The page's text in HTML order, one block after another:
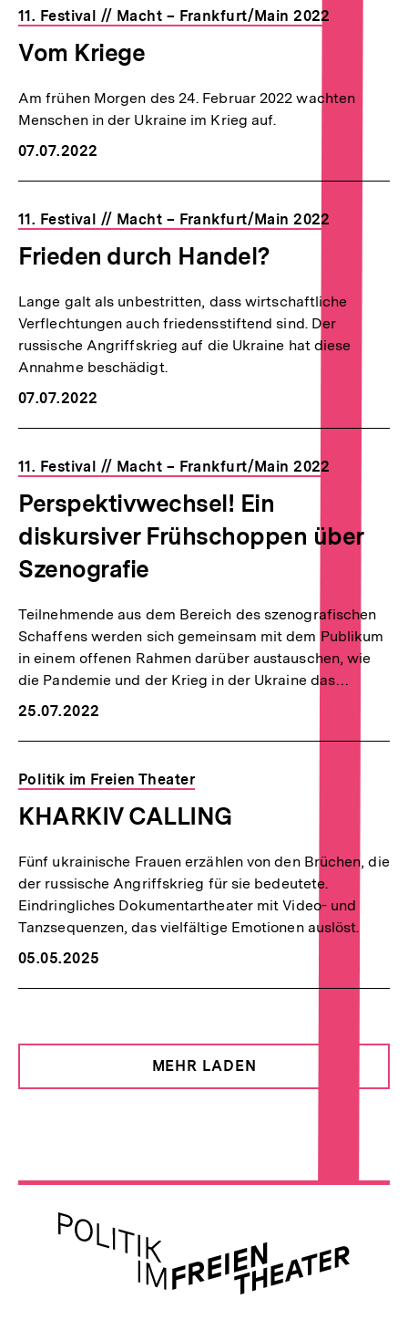
11. Festival // Macht – Frankfurt/Main 2022
Vom Kriege
Am frühen Morgen des 24. Februar 2022 wachten
Menschen in der Ukraine im Krieg auf.
07.07.2022
11. Festival // Macht – Frankfurt/Main 2022
Frieden durch Handel?
Lange galt als unbestritten, dass wirtschaftliche
Verflechtungen auch friedensstiftend sind. Der
russische Angriffskrieg auf die Ukraine hat diese
Annahme beschädigt.
07.07.2022
11. Festival // Macht – Frankfurt/Main 2022
Perspektivwechsel! Ein
diskursiver Frühschoppen über
Szenografie
Teilnehmende aus dem Bereich des szenografischen
Schaffens werden sich gemeinsam mit dem Publikum
in einem offenen Rahmen darüber austauschen, wie
die Pandemie und der Krieg in der Ukraine das…
25.07.2022
Politik im Freien Theater
KHARKIV CALLING
Fünf ukrainische Frauen erzählen von den Brüchen, die
der russische Angriffskrieg für sie bedeutete.
Eindringliches Dokumentartheater mit Video- und
Tanzsequenzen, das vielfältige Emotionen auslöst.
05.05.2025
MEHR LADEN
Meta-